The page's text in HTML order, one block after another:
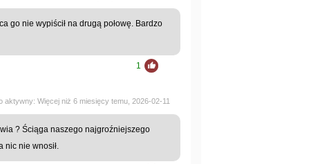
go nie wypiścił na drugą połowę. Bardzo
1
aktywny: Więcej niż 6 miesięcy temu, 2026-02-11
? Ściąga naszego najgroźniejszego
nic nie wnosił.